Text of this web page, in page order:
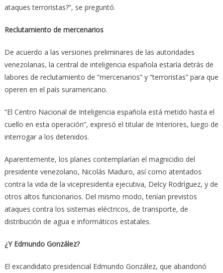
ataques terroristas?”, se preguntó.
Reclutamiento de mercenarios
De acuerdo a las versiones preliminares de las autoridades
venezolanas, la central de inteligencia española estaría detrás de
labores de reclutamiento de “mercenarios” y “terroristas” para que
operen en el país suramericano.
“El Centro Nacional de Inteligencia española está metido hasta el
cuello en esta operación”, expresó el titular de Interiores, luego de
interrogar a los detenidos.
Aparentemente, los planes contemplarían el magnicidio del
presidente venezolano, Nicolás Maduro, así como atentados
contra la vida de la vicepresidenta ejecutiva, Delcy Rodríguez, y de
otros altos funcionarios. Del mismo modo, tenían previstos
ataques contra los sistemas eléctricos, de transporte, de
distribución de agua e informáticos estatales.
¿Y Edmundo González?
El excandidato presidencial Edmundo González, que abandonó